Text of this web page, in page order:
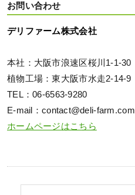
お問い合わせ
デリファーム株式会社
本社：大阪市浪速区桜川1-1-30
植物工場：東大阪市水走2-14-9
TEL：06-6563-9280
E-mail：contact@deli-farm.com
ホームページはこちら